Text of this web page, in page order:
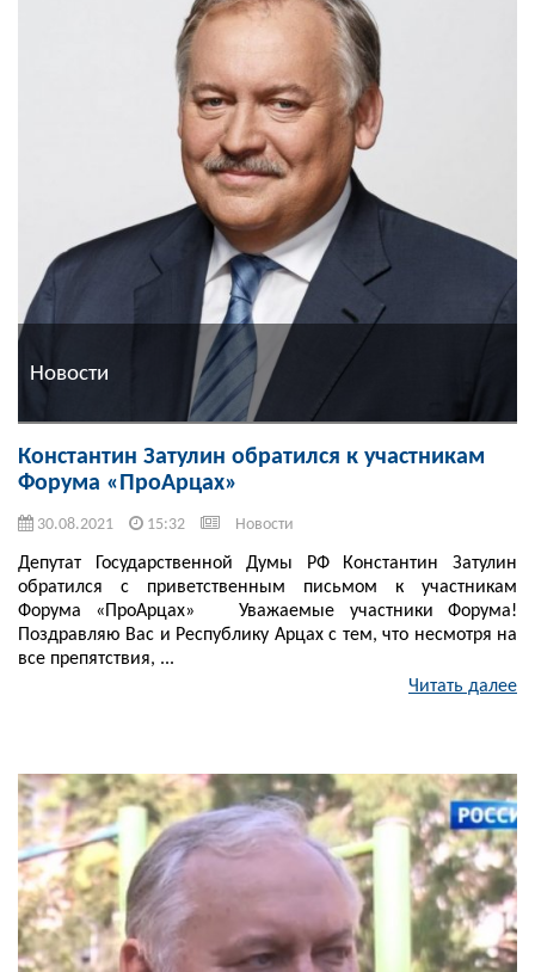
Новости
Константин Затулин обратился к участникам
Форума «ПроАрцах»
30.08.2021 15:32 Новости
Депутат Государственной Думы РФ Константин Затулин
обратился с приветственным письмом к участникам
Форума «ПроАрцах» Уважаемые участники Форума!
Поздравляю Вас и Республику Арцах с тем, что несмотря на
все препятствия, ...
Читать далее